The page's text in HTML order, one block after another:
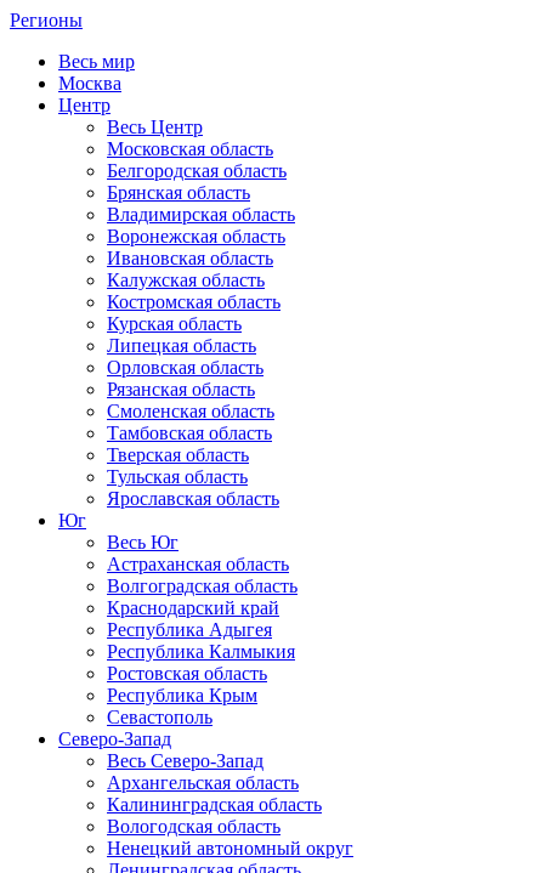
Регионы
Весь мир
Москва
Центр
Весь Центр
Московская область
Белгородская область
Брянская область
Владимирская область
Воронежская область
Ивановская область
Калужская область
Костромская область
Курская область
Липецкая область
Орловская область
Рязанская область
Смоленская область
Тамбовская область
Тверская область
Тульская область
Ярославская область
Юг
Весь Юг
Астраханская область
Волгоградская область
Краснодарский край
Республика Адыгея
Республика Калмыкия
Ростовская область
Республика Крым
Севастополь
Северо-Запад
Весь Северо-Запад
Архангельская область
Калининградская область
Вологодская область
Ненецкий автономный округ